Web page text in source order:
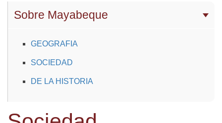
Sobre Mayabeque
GEOGRAFIA
SOCIEDAD
DE LA HISTORIA